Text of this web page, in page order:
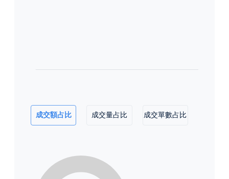
成交額占比 成交量占比 成交單數占比